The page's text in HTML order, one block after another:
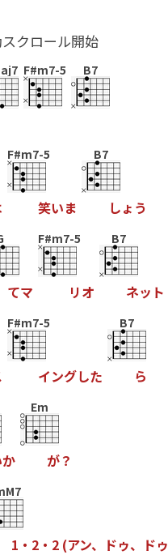
クロール開始
F#m7-5 B7
F#m7-5
笑いま
B7
しょ う
てマ
F#m7-5
リオ
B7
ネッ ト
F#m7-5
イングした
B7
ら
か
Em
が？
1 ・ 2 ・ 2 (アン、 ドゥ、 ドゥ